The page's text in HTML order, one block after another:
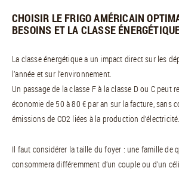
CHOISIR LE FRIGO AMÉRICAIN
BESOINS ET LA CLASSE
La classe énergétique a un impact direct sur les
l’année et sur l’environnement.
Un passage de la classe F à la classe D ou C peut
économie de 50 à 80 € par an sur la facture, sans
émissions de CO2 liées à la production d’électricité.
Il faut considérer la taille du foyer : une famille de
consommera différemment d’un couple ou d’un